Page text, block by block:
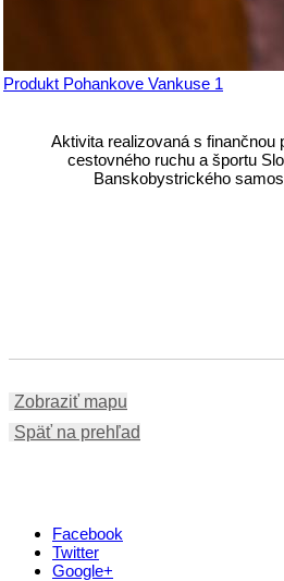
Produkt Pohankove Vankuse 1
Aktivita realizovaná s finančnou
cestovného ruchu a športu
Banskobystrického
Zobraziť mapu
Späť na prehľad
Facebook
Twitter
Google+